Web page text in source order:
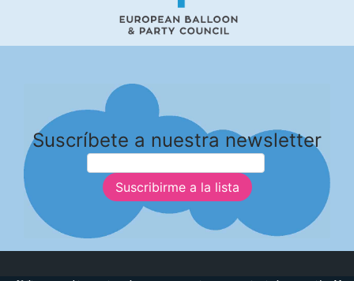
Suscríbete a nuestra newsletter
Suscribirme a la lista